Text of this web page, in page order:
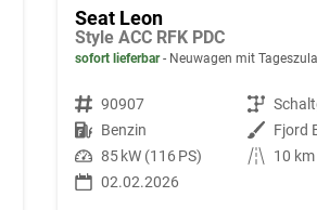
Seat Leon
Style ACC RFK PDC
sofort lieferbar Neuwagen mit
Fahrzeugnr. 90907 Getriebe
Kraftstoff Benzin Außenfarbe Fjord
Leistung 85 kW (116 PS) Kilometerstand
10 km
02.02.2026